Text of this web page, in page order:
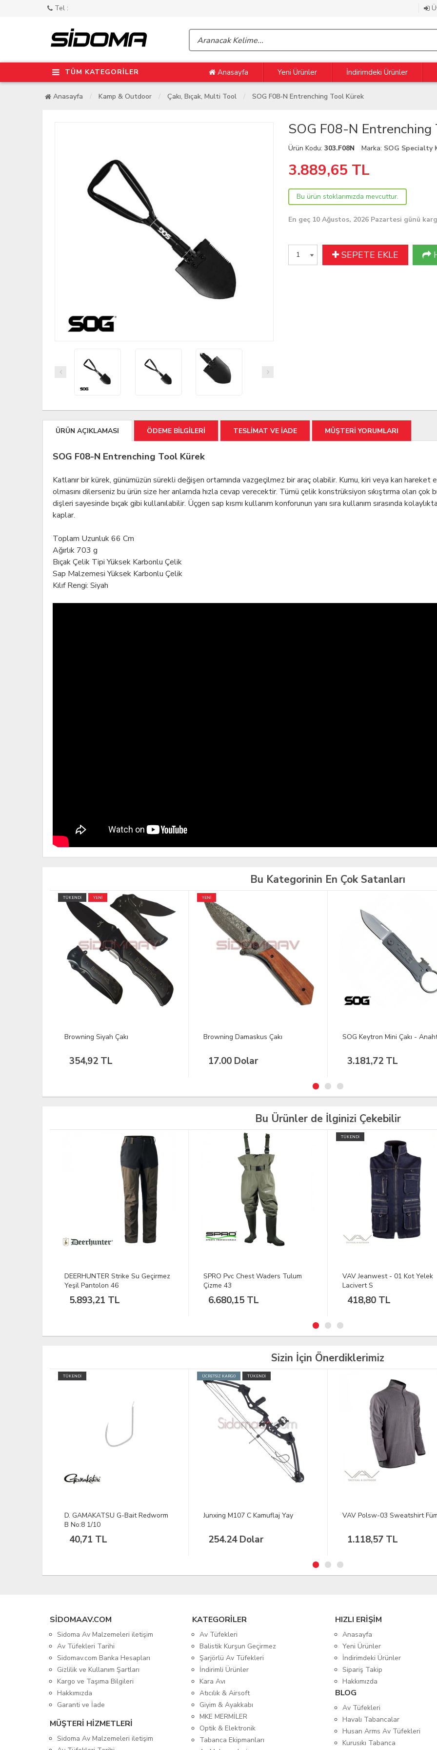
Tel :
TÜM KATEGORİLER Anasayfa Yeni Ürünler İndirimdeki Ürünler
Anasayfa Kamp & Outdoor Çakı, Bıçak, Multi Tool SOG F08-N Entrenching Tool Kürek
SOG F08-N Entrenching
Ürün Kodu:303.F08N Marka: SOG Specialty
3.889,65 TL
Bu ürün stoklarımızda mevcuttur.
En geç 10 Ağustos, 2026 Pazartesi günü
SEPETE EKLE
ÜRÜN AÇIKLAMASI ÖDEME BİLGİLERİ TESLİMAT VE İADE MÜŞTERİ YORUMLARI
SOG F08-N Entrenching Tool Kürek
Katlanır bir kürek, günümüzün sürekli değişen ortamında vazgeçilmez bir araç olabilir. Kumu, kiri veya karı
olmasını dilerseniz bu ürün size her anlamda hızla cevap verecektir. Tümü çelik konstrüksiyon sıkıştırma olan
dişleri sayesinde bıçak gibi kullanılabilir. Üçgen sap kısmı kullanım konforunun yanı sıra kullanım sırasında
kaplar.
Toplam Uzunluk 66 Cm
Ağırlık 703 g
Bıçak Çelik Tipi Yüksek Karbonlu Çelik
Sap Malzemesi Yüksek Karbonlu Çelik
Kılıf Rengi: Siyah
Bu Kategorinin En Çok Satanları
YENİ
Browning Damaskus Çakı
17.00 Dolar
SOG Keytron Mini Çakı - Anahtarlık
3.181,72 TL
Crkt Siyah Tüy Çakı
406,78 TL
Bu Ürünler de İlginizi Çekebilir
SPRO Pvc Chest Waders Tulum
Çizme 43
6.680,15 TL
VAV Jeanwest - 01 Kot Yelek
Lacivert S
418,80 TL
TÜKENDİ
VAV Uzun Kol Pamuklu Gömlek
Tactek-04 Taba XS
1.198,80 TL
Sizin İçin Önerdiklerimiz
ÜCRETSİZ KARGO
Junxing M107 C Kamuflaj Yay
254.24 Dolar
VAV Polsw-03 Sweatshirt Füme L
1.118,57 TL
PİKATİNİ RAY
35.59 Dolar
SIDOMAAV.COM
Sidoma Av Malzemeleri iletişim
Av Tüfekleri Tarihi
Sidomav.com Banka Hesapları
Gizlilik ve Kullanım Şartları
Kargo ve Taşıma Bilgileri
Hakkımızda
Garanti ve İade
MÜŞTERİ HİZMETLERİ
Sidoma Av Malzemeleri iletişim
KATEGORİLER
Av Tüfekleri
Balistik Kurşun Geçirmez
Şarjörlü Av Tüfekleri
İndirimli Ürünler
Kara Avı
Atıcılık & Airsoft
Giyim & Ayakkabı
MKE MERMİLER
Optik & Elektronik
Tabanca Ekipmanları
HIZLI ERİŞİM
Anasayfa
Yeni Ürünler
İndirimdeki Ürünler
Sipariş Takip
Hakkımızda
BLOG
Av Tüfekleri
Havalı Tabancalar
Husan Arms Av Tüfekleri
Kurusıkı Tabanca